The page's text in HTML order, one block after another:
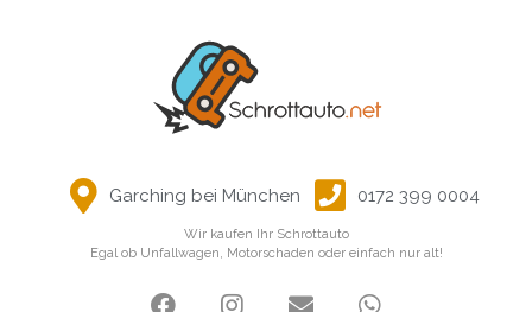
Garching bei München 0172 399 0004
Wir kaufen Ihr Schrottauto
Egal ob Unfallwagen, Motorschaden oder einfach nur alt!